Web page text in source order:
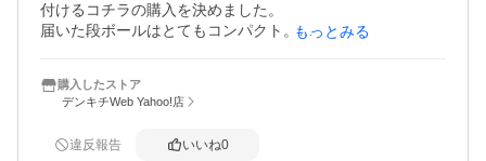
付けるコチラの購入を決めました。
届いた段ボールはとてもコンパクト。
充電スタンドの大きさも場所をとりません。
実際に使用すると、適度な重さ（軽い範囲で）となめらか
溜まってくると吸引力は落ちるかもしれませんが、毎日掃
もっとみる
購入したストア
デンキチWeb Yahoo!店
違反報告 いいね0